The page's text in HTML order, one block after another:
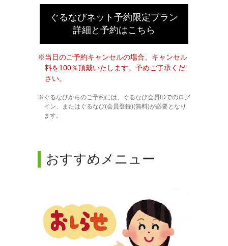
ぐるなびネット予約限定プラン
詳細と予約はこちら
当日のご予約キャンセルの場合、キャンセル
料を100％頂戴いたします。予めご了承くだ
さい。
ぐるなびからのご予約には、ぐるなび会員IDでのログ
イン、またはぐるなび(会員登録)(無料)が必要となり
ます。
おすすめメニュー